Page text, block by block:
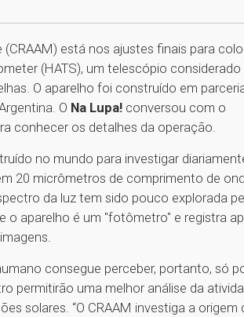
está nos ajustes finais para
(HATS), um telescópio considerado
O aparelho foi construído em
O Na Lupa! conversou com o
conhecer os detalhes da operação.
no mundo para investigar
20 micrômetros de comprimento de
da luz tem sido pouco explorada
o aparelho é um "fotômetro" e registra
consegue perceber, portanto, só
permitirão uma melhor análise da
solares. “O CRAAM investiga a origem